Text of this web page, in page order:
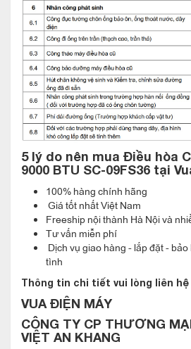
Cảm biến Eco tiết kiệm
Chỉ với một nút bấm, chế độ Eco
hoà về mức nhiệt độ 26ºC, nhằm tối
thụ mà vẫn giữ nguyên khả năng làm
Tự làm sạch iClean
Khi chọn chức năng iClean, ngay lập
kích hoạt chế độ tự làm sạch trong
1. Đóng băng
2. Rã băng
5 lý do nên mua Điều hòa
9000 BTU SC-09FS36 tại
100% hàng chính hãng
Giá tốt nhất Việt Nam
Freeship nội thành Hà Nội và
Tư vấn miễn phí
Dịch vụ giao hàng - lắp đặt -
tình
Thông tin chi tiết vui lòng liên
VUA ĐIỆN MÁY
CÔNG TY CP THƯƠNG
VIỆT AN KHANG